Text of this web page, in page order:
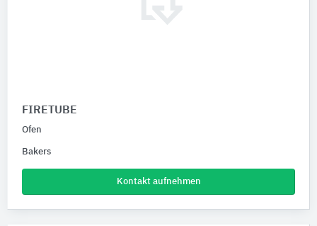
FIRETUBE
Ofen
Bakers
Kontakt aufnehmen